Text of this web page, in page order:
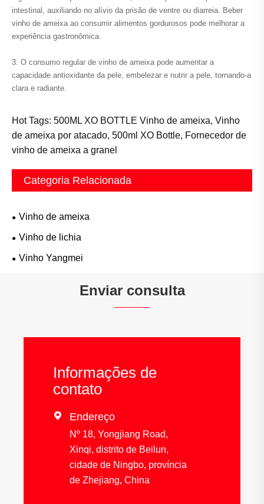
intestinal, auxiliando no alívio da prisão de ventre ou diarreia. Beber
vinho de ameixa ao consumir alimentos gordurosos pode melhorar a
experiência gastronômica.
3. O consumo regular de vinho de ameixa pode aumentar a
capacidade antioxidante da pele, embelezar e nutrir a pele, tornando-a
clara e radiante.
Hot Tags: 500ML XO BOTTLE Vinho de ameixa, Vinho
de ameixa por atacado, 500ml XO Bottle, Fornecedor de
vinho de ameixa a granel
Categoria Relacionada
Vinho de ameixa
Vinho de lichia
Vinho Yangmei
Enviar consulta
Informações de
contato
 Endereço
Nº 18, Yongjiang Road,
Xinqi, distrito de Beilun,
cidade de Ningbo, província
de Zhejiang, China